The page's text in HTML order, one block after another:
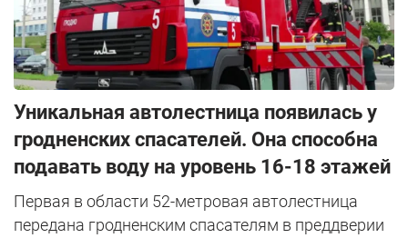
Уникальная автолестница появилась у
гродненских спасателей. Она способна
подавать воду на уровень 16-18 этажей
Первая в области 52-метровая автолестница
передана гродненским спасателям в преддверии